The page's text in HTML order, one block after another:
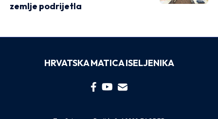
zemlje podrijetla
HRVATSKA MATICA ISELJENIKA